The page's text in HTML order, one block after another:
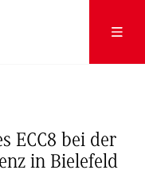
ECC8 bei der
in Bielefeld